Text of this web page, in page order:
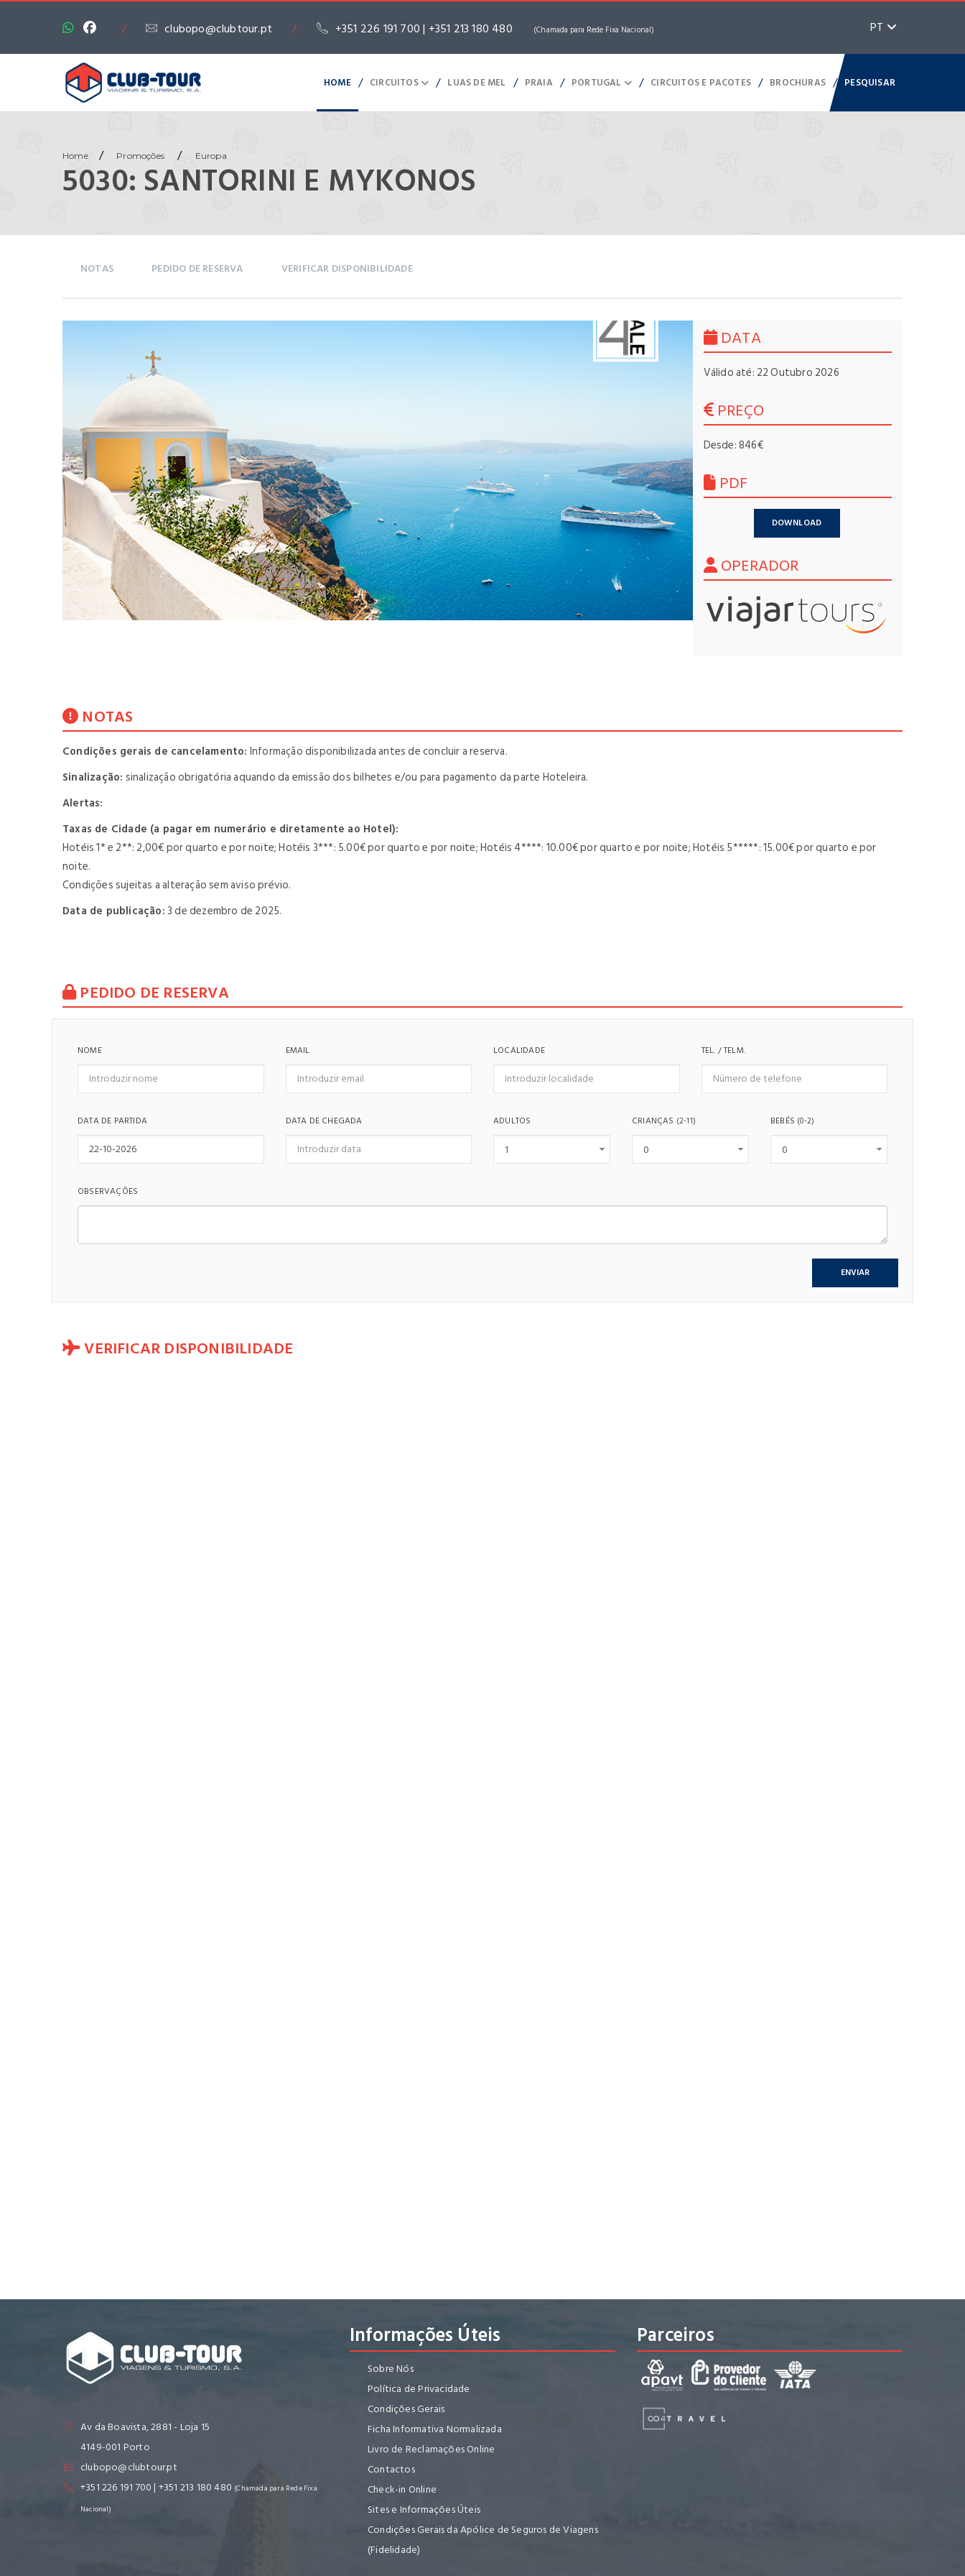
/ clubopo@clubtour.pt / +351 226 191 700 | +351 213 180 480 (Chamada para Rede Fixa Nacional) PT
HOME / CIRCUITOS / LUAS DE MEL / PRAIA / PORTUGAL / CIRCUITOS E PACOTES / BROCHURAS / PESQUISAR
Home / Promoções / Europa
5030: SANTORINI E MYKONOS
NOTAS PEDIDO DE RESERVA VERIFICAR DISPONIBILIDADE
DATA
Válido até: 22 Outubro 2026
PREÇO
Desde: 846€
PDF
DOWNLOAD
OPERADOR
NOTAS
Condições gerais de cancelamento: Informação disponibilizada antes de concluir a reserva.
Sinalização: sinalização obrigatória aquando da emissão dos bilhetes e/ou para pagamento da parte Hoteleira.
Alertas:
Taxas de Cidade (a pagar em numerário e diretamente ao Hotel):
Hotéis 1* e 2**: 2,00€ por quarto e por noite; Hotéis 3***: 5.00€ por quarto e por noite; Hotéis 4****: 10.00€ por quarto e por noite; Hotéis 5*****: 15.00€ por quarto e por
noite.
Condições sujeitas a alteração sem aviso prévio.
Data de publicação:3 de dezembro de 2025.
PEDIDO DE RESERVA
NOME EMAIL LOCALIDADE TEL. / TELM.
DATA DE PARTIDA DATA DE CHEGADA ADULTOS CRIANÇAS (2-11) BEBÉS (0-2)
OBSERVAÇÕES
VERIFICAR DISPONIBILIDADE
Av da Boavista, 2881 - Loja 15
4149-001 Porto
clubopo@clubtour.pt
+351 226 191 700 | +351 213 180 480 (Chamada para Rede Fixa
Nacional)
Informações Úteis
Sobre Nós
Política de Privacidade
Condições Gerais
Ficha Informativa Normalizada
Livro de Reclamações Online
Contactos
Check-in Online
Sites e Informações Úteis
Condições Gerais da Apólice de Seguros de Viagens
(Fidelidade)
Parceiros